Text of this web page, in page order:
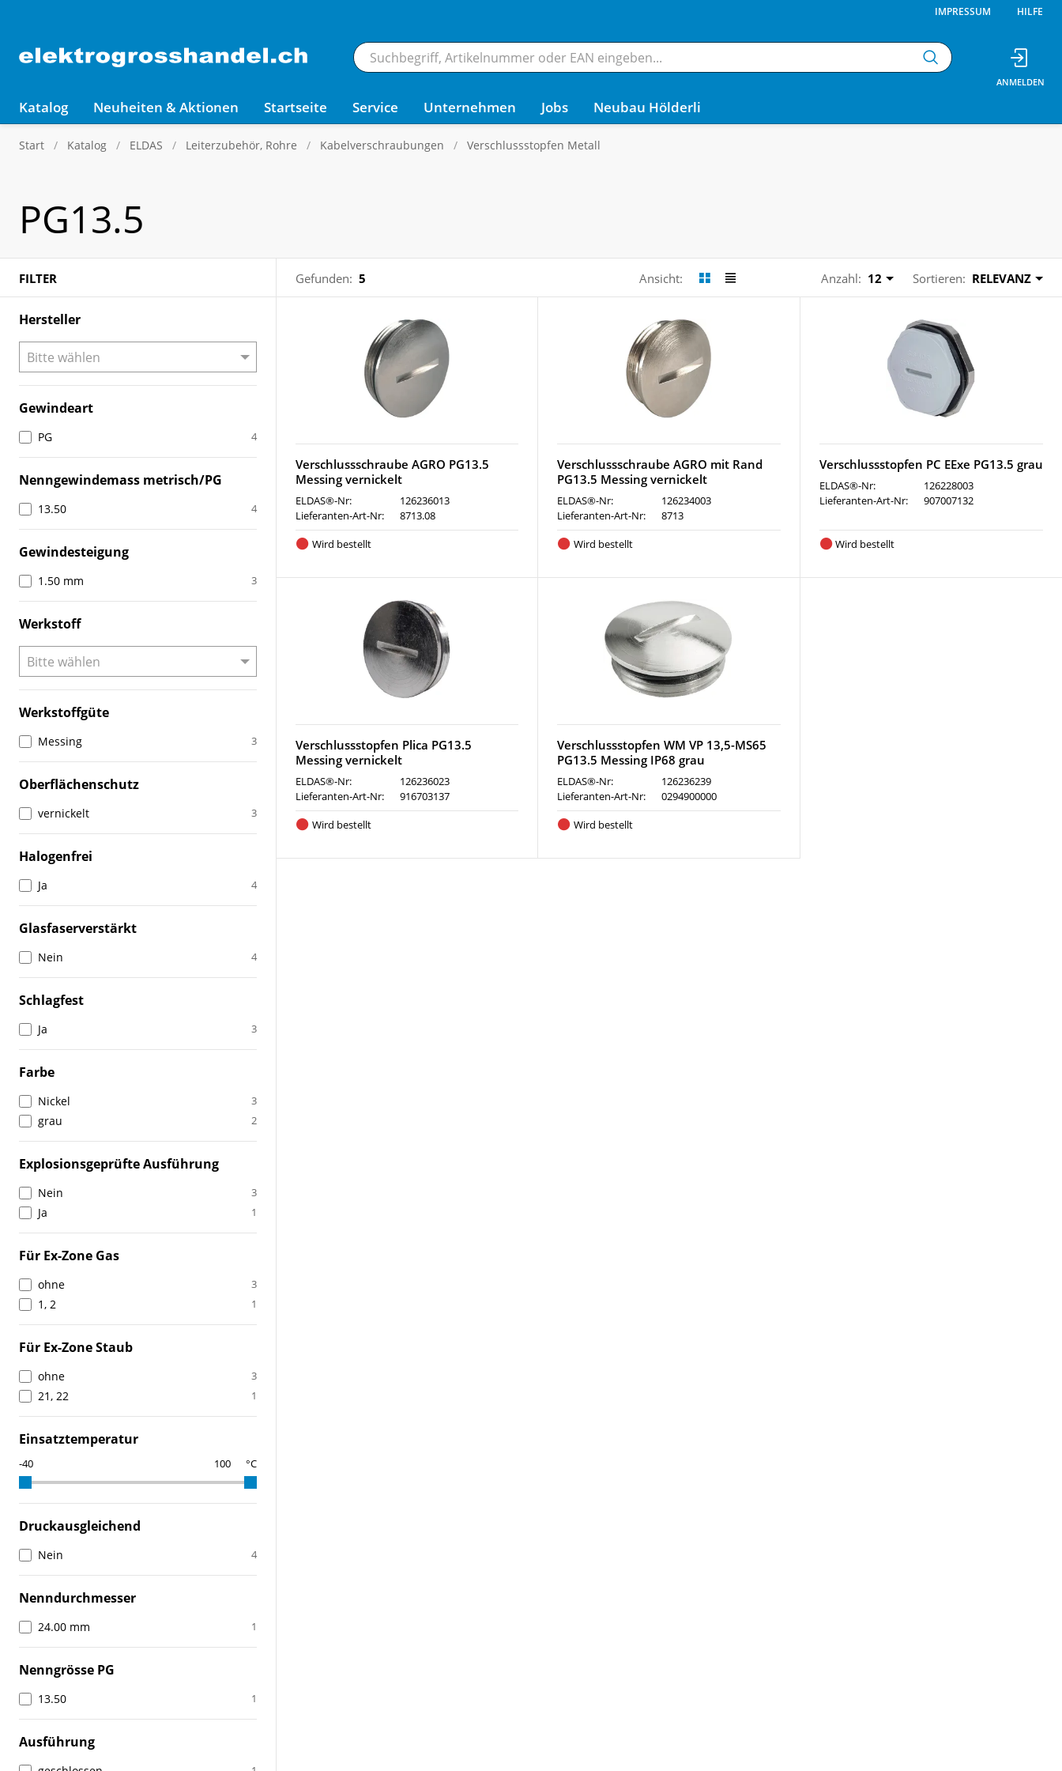
IMPRESSUM HILFE
Katalog Neuheiten & Aktionen Startseite Service Unternehmen Jobs Neubau Hölderli
Start Katalog ELDAS Leiterzubehör, Rohre Kabelverschraubungen Verschlussstopfen Metall
PG13.5
FILTER Gefunden: 5 Ansicht: Anzahl: 12 Sortieren: RELEVANZ
Hersteller
Gewindeart
PG 4
Nenngewindemass metrisch/PG
13.50 4
Gewindesteigung
1.50 mm 3
Werkstoff
Werkstoffgüte
Messing 3
Oberflächenschutz
vernickelt 3
Halogenfrei
Ja 4
Glasfaserverstärkt
Nein 4
Schlagfest
Ja 3
Farbe
Nickel 3
grau 2
Explosionsgeprüfte Ausführung
Nein 3
Ja 1
Für Ex-Zone Gas
ohne 3
1, 2 1
Für Ex-Zone Staub
ohne 3
21, 22 1
Einsatztemperatur
°C
Druckausgleichend
Nein 4
Nenndurchmesser
24.00 mm 1
Nenngrösse PG
13.50 1
Ausführung
Verschlussschraube AGRO PG13.5
Messing vernickelt
ELDAS®-Nr:
126236013
Lieferanten-Art-Nr:
8713.08
Wird bestellt
Verschlussschraube AGRO mit Rand
PG13.5 Messing vernickelt
ELDAS®-Nr:
126234003
Lieferanten-Art-Nr:
8713
Wird bestellt
Verschlussstopfen PC EExe PG13.5 grau
ELDAS®-Nr:
126228003
Lieferanten-Art-Nr:
907007132
Wird bestellt
Verschlussstopfen Plica PG13.5
Messing vernickelt
ELDAS®-Nr:
126236023
Lieferanten-Art-Nr:
916703137
Wird bestellt
Verschlussstopfen WM VP 13,5-MS65
PG13.5 Messing IP68 grau
ELDAS®-Nr:
126236239
Lieferanten-Art-Nr:
0294900000
Wird bestellt